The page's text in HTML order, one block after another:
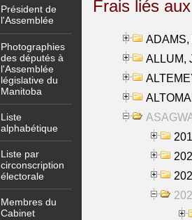
Président de
l'Assemblée
Photographies
des députés à
l'Assemblée
législative du
Manitoba
Liste
alphabétique
Liste par
circonscription
électorale
Membres du
Cabinet
Frais liés
ADAMS,
ALLUM,